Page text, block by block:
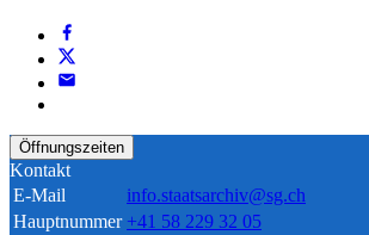
Öffnungszeiten
Kontakt
E-Mail
info.staatsarchiv@sg.ch
Hauptnummer +41 58 229 32 05